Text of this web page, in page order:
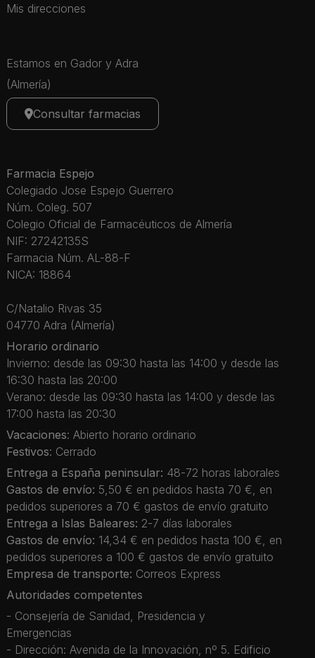
Mis direcciones
Estamos en Gador y Adra
(Almería)
Consultar farmacias
Farmacia Espejo
Colegiado Jose Espejo Guerrero
Núm. Coleg. 507
Colegio Oficial de Farmacéuticos de Almería
NIF: 27242135S
Farmacia Núm. AL-88-F
NICA: 18864
C/Natalio Rivas 35
04770 Adra (Almería)
Horario ordinario
Invierno: desde las 09:30 hasta las 14:00 y desde las
16:30 hasta las 20:00
Verano: desde las 09:30 hasta las 14:00 y desde las
17:00 hasta las 20:30
Vacaciones: Abierto horario ordinario
Festivos: Cerrado
Entrega a España peninsular: 48-72 horas laborales
Gastos de envío: 5,50 € en pedidos hasta 70 €, en
pedidos superiores a 70 € gastos de envío gratuito
Entrega a Islas Baleares: 2-7 días laborales
Gastos de envío: 14,34 € en pedidos hasta 100 €, en
pedidos superiores a 100 € gastos de envío gratuito
Empresa de transporte: Correos Express
Autoridades competentes
- Consejería de Sanidad, Presidencia y
Emergencias
- Dirección: Avenida de la Innovación, nº 5. Edificio